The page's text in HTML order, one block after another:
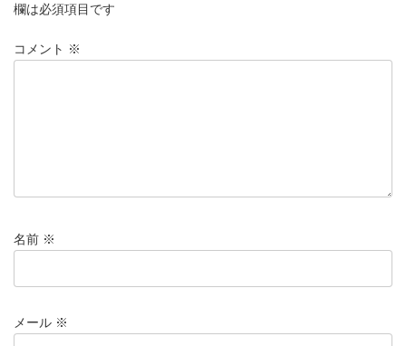
欄は必須項目です
コメント ※
名前 ※
メール ※